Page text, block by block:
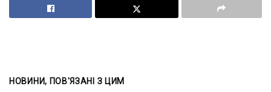
НОВИНИ, ПОВ'ЯЗАНІ З ЦИМ